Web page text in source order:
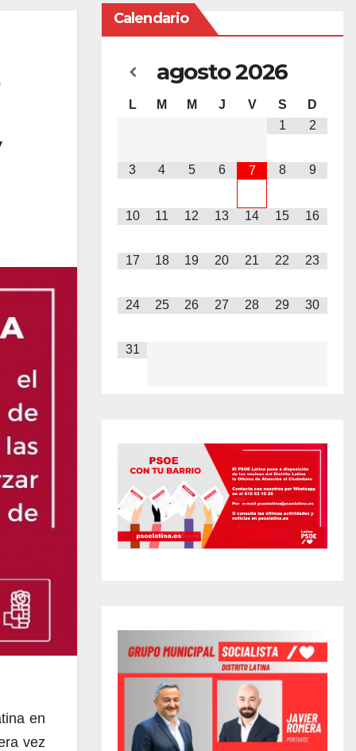
en
vez
Calendario
agosto2026
L M M J V S
D
1
2
3 4 5 6 7 8 9
10 11 12 13 14 15 16
17 18 19 20 21 22 23
24 25 26 27 28 29 30
31